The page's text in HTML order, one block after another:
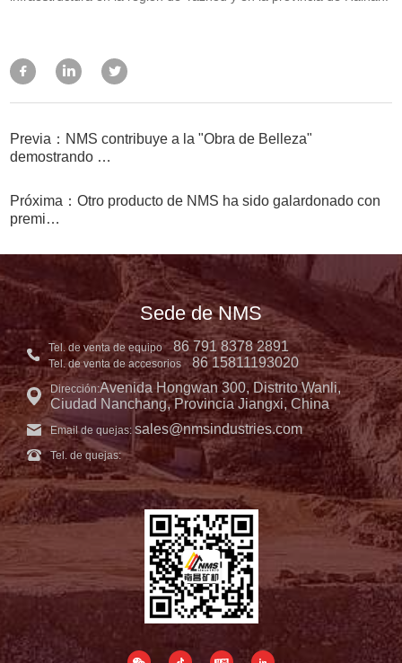
Previa：NMS contribuye a la "Obra de Belleza"
demostrando …
Próxima：Otro producto de NMS ha sido galardonado con
premi…
Sede de NMS
Tel. de venta de equipo 86 791 8378 2891
Tel. de venta de accesorios 86 15811193020
Dirección:Avenida Hongwan 300, Distrito Wanli,
Ciudad Nanchang, Provincia Jiangxi, China
Email de quejas: sales@nmsindustries.com
Tel. de quejas: